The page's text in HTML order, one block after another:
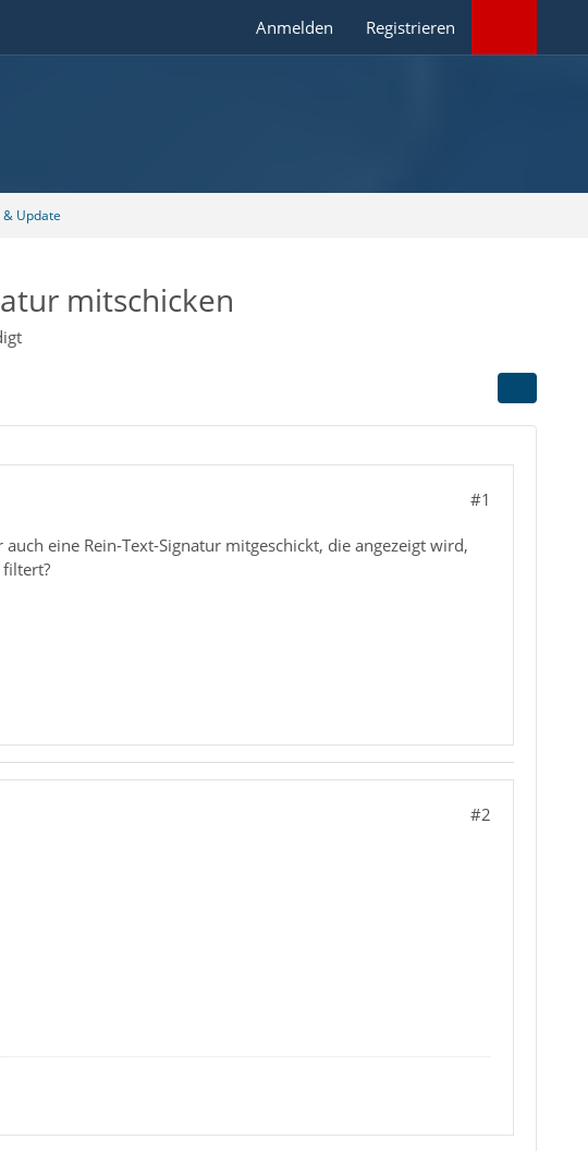
Anmelden Registrieren
Update
mitschicken
#1
eine Rein-Text-Signatur mitgeschickt, die angezeigt wird,
filtert?
#2